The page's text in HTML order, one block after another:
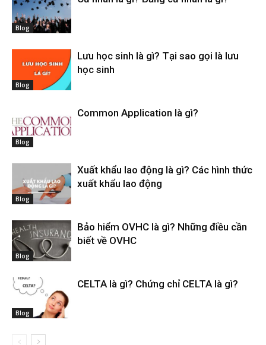
Blog
Blog
Lưu học sinh là gì? Tại sao gọi là lưu
học sinh
Blog
Common Application là gì?
Blog
Xuất khẩu lao động là gì? Các hình thức
xuất khẩu lao động
Blog
Bảo hiểm OVHC là gì? Những điều cần
biết về OVHC
Blog
CELTA là gì? Chứng chỉ CELTA là gì?